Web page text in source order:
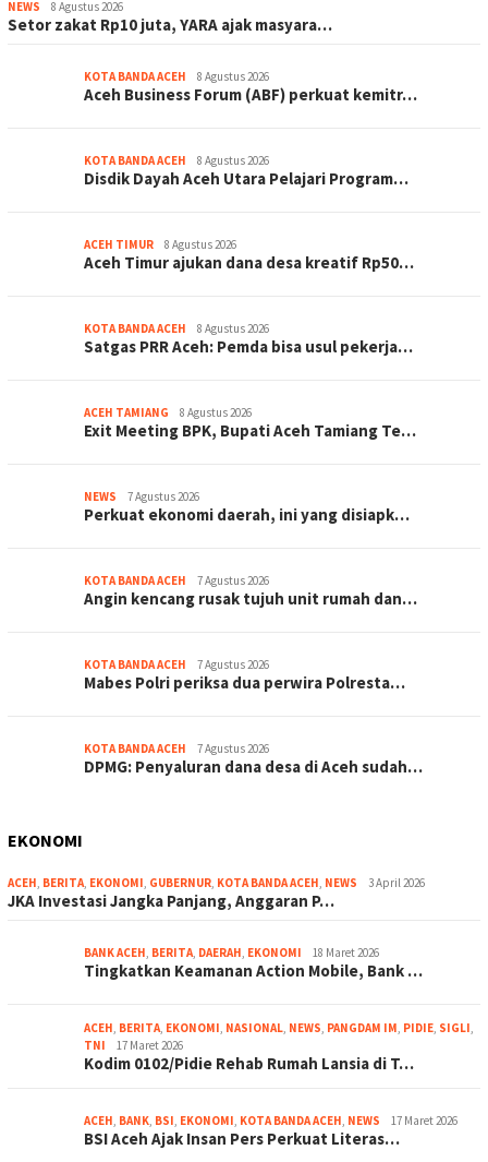
NEWS 8 Agustus 2026
Setor zakat Rp10 juta, YARA ajak masyara…
KOTA BANDA ACEH 8 Agustus 2026
Aceh Business Forum (ABF) perkuat kemitr…
KOTA BANDA ACEH 8 Agustus 2026
Disdik Dayah Aceh Utara Pelajari Program…
ACEH TIMUR 8 Agustus 2026
Aceh Timur ajukan dana desa kreatif Rp50…
KOTA BANDA ACEH 8 Agustus 2026
Satgas PRR Aceh: Pemda bisa usul pekerja…
ACEH TAMIANG 8 Agustus 2026
Exit Meeting BPK, Bupati Aceh Tamiang Te…
NEWS 7 Agustus 2026
Perkuat ekonomi daerah, ini yang disiapk…
KOTA BANDA ACEH 7 Agustus 2026
Angin kencang rusak tujuh unit rumah dan…
KOTA BANDA ACEH 7 Agustus 2026
Mabes Polri periksa dua perwira Polresta…
KOTA BANDA ACEH 7 Agustus 2026
DPMG: Penyaluran dana desa di Aceh sudah…
EKONOMI
ACEH, BERITA, EKONOMI, GUBERNUR, KOTA BANDA ACEH, NEWS 3 April 2026
JKA Investasi Jangka Panjang, Anggaran P…
BANK ACEH, BERITA, DAERAH, EKONOMI 18 Maret 2026
Tingkatkan Keamanan Action Mobile, Bank …
ACEH, BERITA, EKONOMI, NASIONAL, NEWS, PANGDAM IM, PIDIE, SIGLI,
TNI
17 Maret 2026
Kodim 0102/Pidie Rehab Rumah Lansia di T…
ACEH, BANK, BSI, EKONOMI, KOTA BANDA ACEH, NEWS 17 Maret 2026
BSI Aceh Ajak Insan Pers Perkuat Literas…